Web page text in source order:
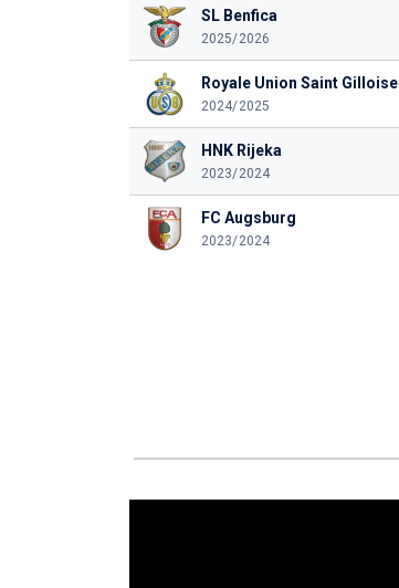
SL Benfica
2025/2026
Royale Union Saint Gilloise
2024/2025
HNK Rijeka
2023/2024
FC Augsburg
2023/2024